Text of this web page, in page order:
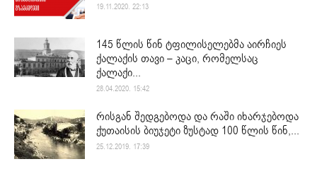
19.11.2020. 22:13
145 წლის წინ ტფილისელებმა აირჩიეს
ქალაქის თავი – კაცი, რომელსაც
ქალაქი...
28.04.2020. 15:42
რისგან შედგებოდა და რაში იხარჯებოდა
ქუთაისის ბიუჯეტი ზუსტად 100 წლის წინ,...
25.12.2019. 17:39